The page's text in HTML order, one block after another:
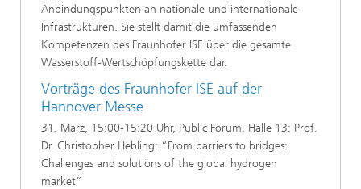
Anbindungspunkten an nationale und internationale
Infrastrukturen. Sie stellt damit die umfassenden
Kompetenzen des Fraunhofer ISE über die gesamte
Wasserstoff-Wertschöpfungskette dar.
Vorträge des Fraunhofer ISE auf der
Hannover Messe
31. März, 15:00-15:20 Uhr, Public Forum, Halle 13: Prof.
Dr. Christopher Hebling: “From barriers to bridges:
Challenges and solutions of the global hydrogen
market”